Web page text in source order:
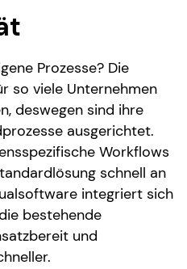
Prozesse? Die
so viele Unternehmen
deswegen sind ihre
ausgerichtet.
Workflows
schnell an
integriert sich
bestehende
und